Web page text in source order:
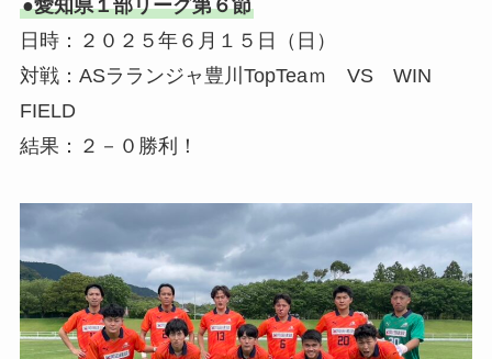
●愛知県１部リーグ第６節
日時：２０２５年６月１５日（日）
対戦：ASラランジャ豊川TopTeaｍ VS WIN
FIELD
結果：２－０勝利！